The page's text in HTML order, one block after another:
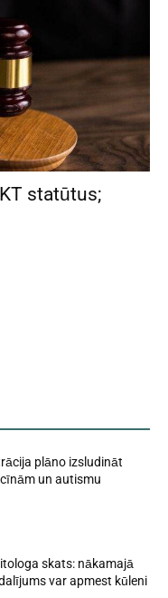
statūtus;
plāno izsludināt
un autismu
skats: nākamajā
var apmest kūleni